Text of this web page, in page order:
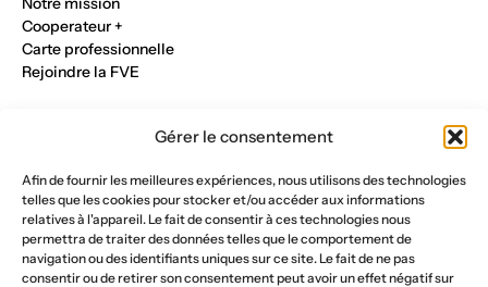
Gérer le consentement
Afin de fournir les meilleures expériences, nous utilisons des technologies
telles que les cookies pour stocker et/ou accéder aux informations
relatives à l'appareil. Le fait de consentir à ces technologies nous
permettra de traiter des données telles que le comportement de
navigation ou des identifiants uniques sur ce site. Le fait de ne pas
consentir ou de retirer son consentement peut avoir un effet négatif sur
Cooperateur +
Carte professionnelle
Rejoindre la FVE
Maçonnerie et génie civil
Parqueterie et sols
Menuiserie et bois
Plâtrerie et peinture